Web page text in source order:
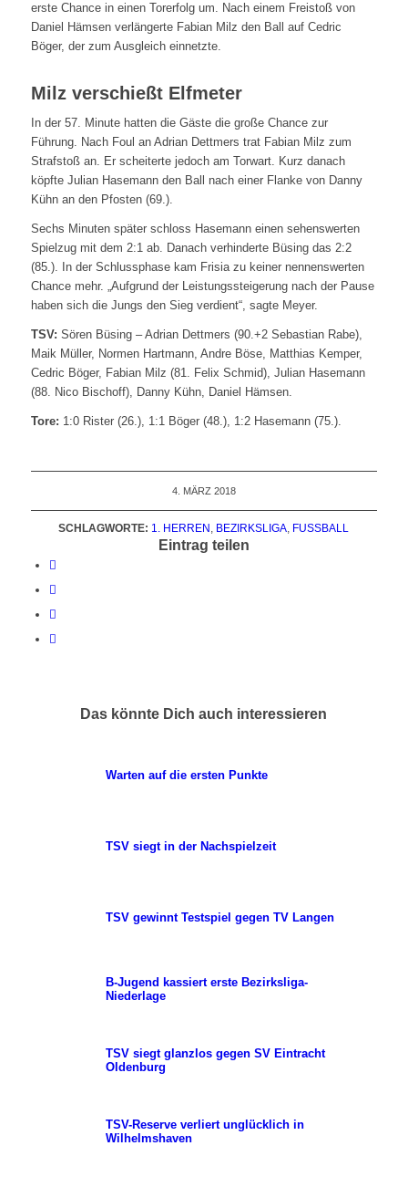
erste Chance in einen Torerfolg um. Nach einem Freistoß von
Daniel Hämsen verlängerte Fabian Milz den Ball auf Cedric
Böger, der zum Ausgleich einnetzte.
Milz verschießt Elfmeter
In der 57. Minute hatten die Gäste die große Chance zur
Führung. Nach Foul an Adrian Dettmers trat Fabian Milz zum
Strafstoß an. Er scheiterte jedoch am Torwart. Kurz danach
köpfte Julian Hasemann den Ball nach einer Flanke von Danny
Kühn an den Pfosten (69.).
Sechs Minuten später schloss Hasemann einen sehenswerten
Spielzug mit dem 2:1 ab. Danach verhinderte Büsing das 2:2
(85.). In der Schlussphase kam Frisia zu keiner nennenswerten
Chance mehr. „Aufgrund der Leistungssteigerung nach der Pause
haben sich die Jungs den Sieg verdient“, sagte Meyer.
TSV: Sören Büsing – Adrian Dettmers (90.+2 Sebastian Rabe),
Maik Müller, Normen Hartmann, Andre Böse, Matthias Kemper,
Cedric Böger, Fabian Milz (81. Felix Schmid), Julian Hasemann
(88. Nico Bischoff), Danny Kühn, Daniel Hämsen.
Tore: 1:0 Rister (26.), 1:1 Böger (48.), 1:2 Hasemann (75.).
4. MÄRZ 2018
SCHLAGWORTE: 1. HERREN BEZIRKSLIGA FUSSBALL
Eintrag teilen
Das könnte Dich auch interessieren
Warten auf die ersten Punkte
TSV siegt in der Nachspielzeit
TSV gewinnt Testspiel gegen TV Langen
B-Jugend kassiert erste Bezirksliga-
Niederlage
TSV siegt glanzlos gegen SV Eintracht
Oldenburg
TSV-Reserve verliert unglücklich in
Wilhelmshaven